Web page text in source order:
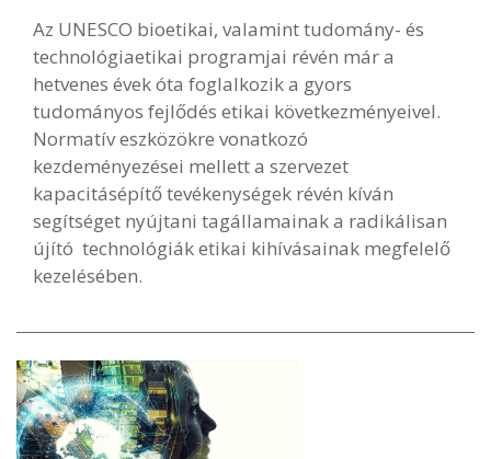
Az UNESCO bioetikai, valamint tudomány- és
technológiaetikai programjai révén már a
hetvenes évek óta foglalkozik a gyors
tudományos fejlődés etikai következményeivel.
Normatív eszközökre vonatkozó
kezdeményezései mellett a szervezet
kapacitásépítő tevékenységek révén kíván
segítséget nyújtani tagállamainak a radikálisan
újító technológiák etikai kihívásainak megfelelő
kezelésében.